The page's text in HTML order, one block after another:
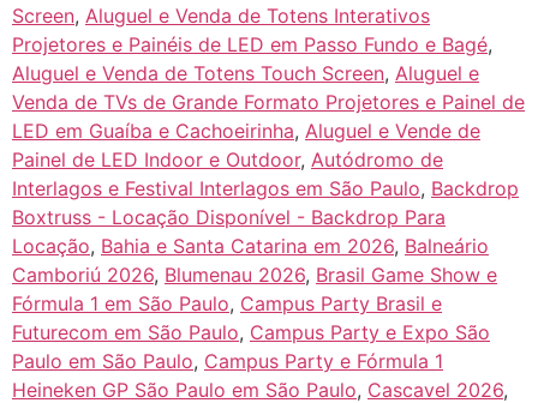
Screen, Aluguel e Venda de Totens Interativos
Projetores e Painéis de LED em Passo Fundo e Bagé,
Aluguel e Venda de Totens Touch Screen, Aluguel e
Venda de TVs de Grande Formato Projetores e Painel de
LED em Guaíba e Cachoeirinha, Aluguel e Vende de
Painel de LED Indoor e Outdoor, Autódromo de
Interlagos e Festival Interlagos em São Paulo, Backdrop
Boxtruss - Locação Disponível - Backdrop Para
Locação, Bahia e Santa Catarina em 2026, Balneário
Camboriú 2026, Blumenau 2026, Brasil Game Show e
Fórmula 1 em São Paulo, Campus Party Brasil e
Futurecom em São Paulo, Campus Party e Expo São
Paulo em São Paulo, Campus Party e Fórmula 1
Heineken GP São Paulo em São Paulo, Cascavel 2026,